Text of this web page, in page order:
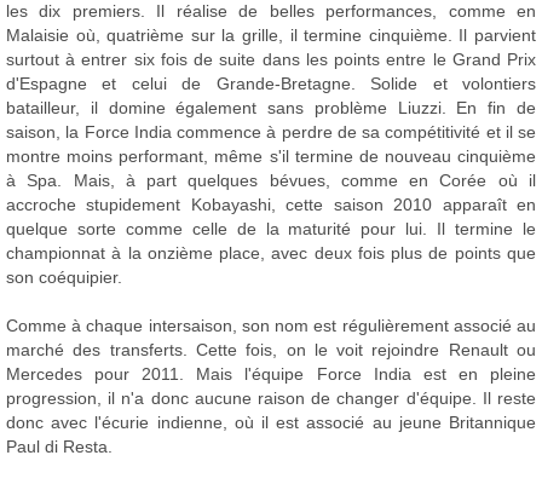
les dix premiers. Il réalise de belles performances, comme en
Malaisie où, quatrième sur la grille, il termine cinquième. Il parvient
surtout à entrer six fois de suite dans les points entre le Grand Prix
d'Espagne et celui de Grande-Bretagne. Solide et volontiers
batailleur, il domine également sans problème Liuzzi. En fin de
saison, la Force India commence à perdre de sa compétitivité et il se
montre moins performant, même s'il termine de nouveau cinquième
à Spa. Mais, à part quelques bévues, comme en Corée où il
accroche stupidement Kobayashi, cette saison 2010 apparaît en
quelque sorte comme celle de la maturité pour lui. Il termine le
championnat à la onzième place, avec deux fois plus de points que
son coéquipier.
Comme à chaque intersaison, son nom est régulièrement associé au
marché des transferts. Cette fois, on le voit rejoindre Renault ou
Mercedes pour 2011. Mais l'équipe Force India est en pleine
progression, il n'a donc aucune raison de changer d'équipe. Il reste
donc avec l'écurie indienne, où il est associé au jeune Britannique
Paul di Resta.